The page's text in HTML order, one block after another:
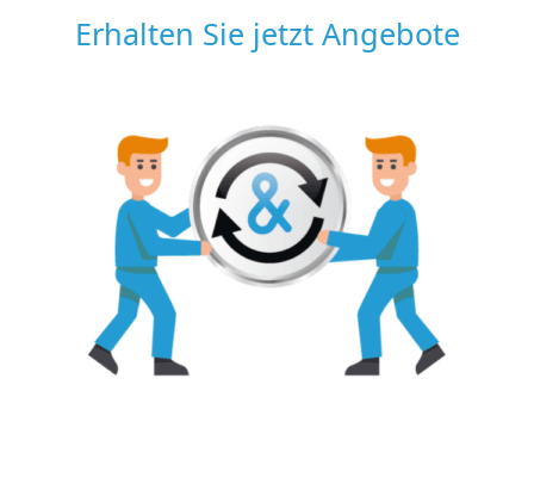
Erhalten Sie jetzt Angebote